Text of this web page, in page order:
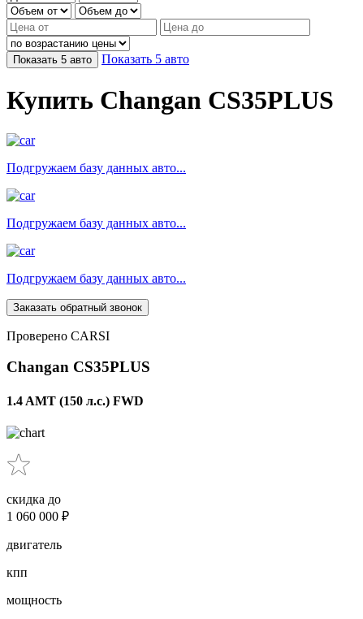
Показать 5 авто Показать 5 авто
Купить Changan CS35PLUS
Подгружаем базу данных авто...
Подгружаем базу данных авто...
Подгружаем базу данных авто...
Заказать обратный звонок
Проверено CARSI
Changan CS35PLUS
1.4 AMT (150 л.с.) FWD
скидка до
1 060 000 ₽
двигатель
кпп
мощность